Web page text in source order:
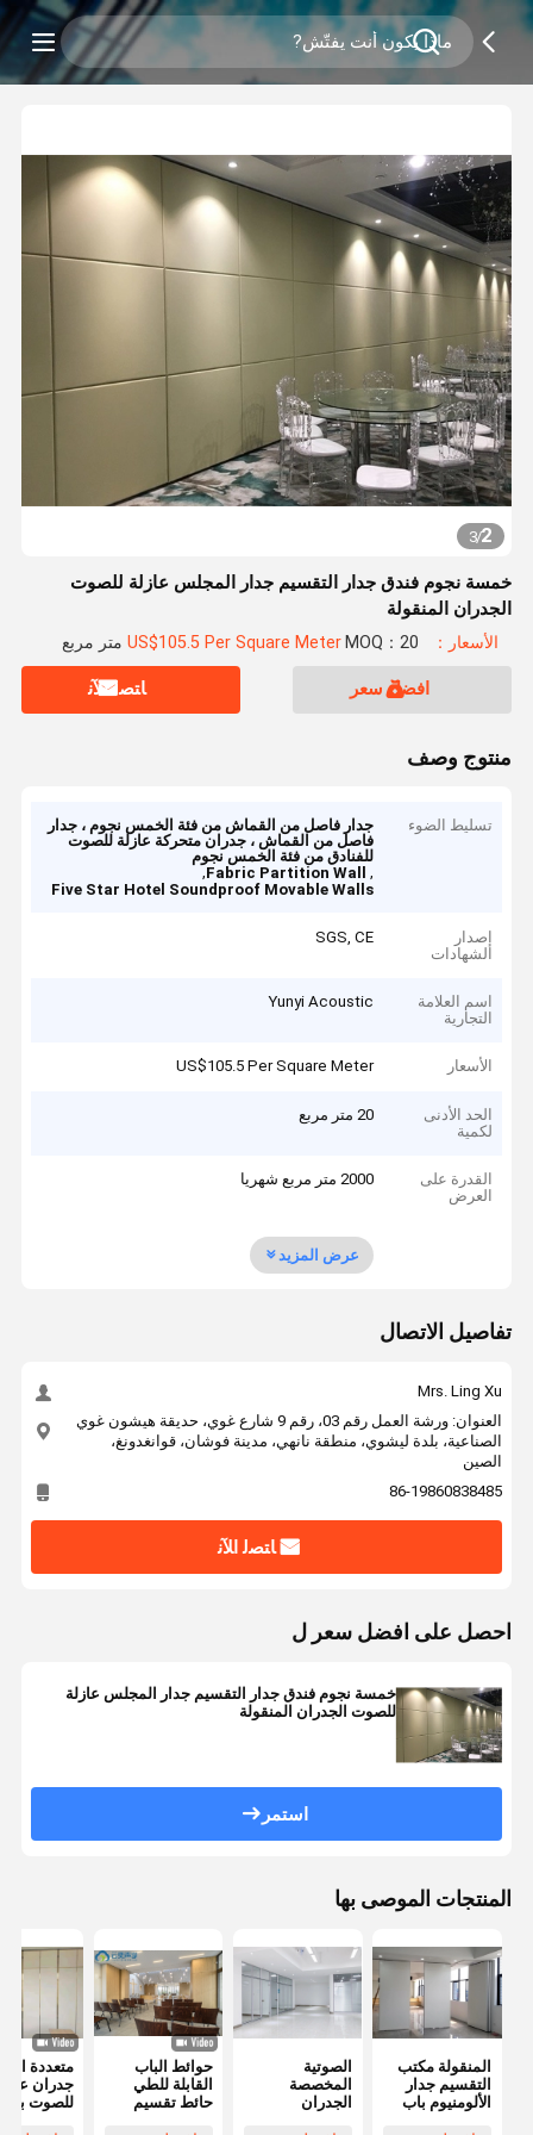
2
/
3
خمسة نجوم فندق جدار التقسيم جدار المجلس عازلة للصوت
الجدران المنقولة
الأسعار：US$105.5 Per Square Meter MOQ：20 متر مربع
افضل سعر ﺎﺘﺼﻟ ﺍﻶﻧ
منتوج وصف
تسليط الضوء
جدار فاصل من القماش من فئة الخمس نجوم ، جدار
فاصل من القماش ، جدران متحركة عازلة للصوت
للفنادق من فئة الخمس نجوم
,
Fabric Partition Wall
,
Five Star Hotel Soundproof Movable Walls
إصدار
الشهادات
SGS, CE
اسم العلامة
التجارية
Yunyi Acoustic
الأسعار US$105.5 Per Square Meter
الحد الأدنى
لكمية
20 متر مربع
القدرة على
العرض
2000 متر مربع شهريا
عرض المزيد
تفاصيل الاتصال
Mrs. Ling Xu
العنوان: ورشة العمل رقم 03، رقم 9 شارع غوي، حديقة هيشون غوي
الصناعية، بلدة ليشوي، منطقة نانهي، مدينة فوشان، قوانغدونغ،
الصين
86-19860838485
ﺎﺘﺼﻟ ﺍﻶﻧ
احصل على افضل سعر ل
خمسة نجوم فندق جدار التقسيم جدار المجلس عازلة
للصوت الجدران المنقولة
استمر
المنتجات الموصى بها
المنقولة مكتب
التقسيم جدار
الألومنيوم باب
الصوتية
المخصصة
الجدران
حوائط الباب
القابلة للطي
حائط تقسيم
متعددة
جدران
للصوت